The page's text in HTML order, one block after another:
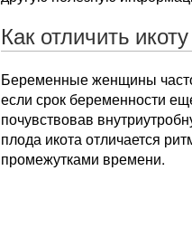
Как отличить
Беременные женщины
если срок беременности
почувствовав
плода икота отличается
промежутками времени.